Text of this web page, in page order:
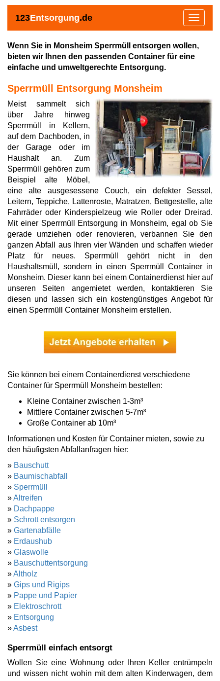
123Entsorgung.de
Toggle
Wenn Sie in Monsheim Sperrmüll entsorgen wollen,
bieten wir Ihnen den passenden Container für eine
einfache und umweltgerechte Entsorgung.
Sperrmüll Entsorgung Monsheim
Meist sammelt sich
über Jahre hinweg
Sperrmüll in Kellern,
auf dem Dachboden, in
der Garage oder im
Haushalt an. Zum
Sperrmüll gehören zum
Beispiel alte Möbel,
eine alte ausgesessene Couch, ein defekter Sessel,
Leitern, Teppiche, Lattenroste, Matratzen, Bettgestelle, alte
Fahrräder oder Kinderspielzeug wie Roller oder Dreirad.
Mit einer Sperrmüll Entsorgung in Monsheim, egal ob Sie
gerade umziehen oder renovieren, verbannen Sie den
ganzen Abfall aus Ihren vier Wänden und schaffen wieder
Platz für neues. Sperrmüll gehört nicht in den
Haushaltsmüll, sondern in einen Sperrmüll Container in
Monsheim. Dieser kann bei einem Containerdienst hier auf
unseren Seiten angemietet werden, kontaktieren Sie
diesen und lassen sich ein kostengünstiges Angebot für
einen Sperrmüll Container Monsheim erstellen.
Sie können bei einem Containerdienst verschiedene
Container für Sperrmüll Monsheim bestellen:
Kleine Container zwischen 1-3m³
Mittlere Container zwischen 5-7m³
Große Container ab 10m³
Informationen und Kosten für Container mieten, sowie zu
den häufigsten Abfallanfragen hier:
» Bauschutt
» Baumischabfall
» Sperrmüll
»Altreifen
» Dachpappe
» Schrott entsorgen
» Gartenabfälle
» Erdaushub
» Glaswolle
» Bauschuttentsorgung
»Altholz
» Gips und Rigips
» Pappe und Papier
» Elektroschrott
» Entsorgung
»Asbest
Sperrmüll einfach entsorgt
Wollen Sie eine Wohnung oder Ihren Keller entrümpeln
und wissen nicht wohin mit dem alten Kinderwagen, dem